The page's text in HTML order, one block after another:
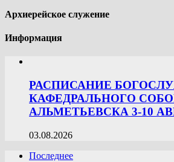
Архиерейское служение
Информация
РАСПИСАНИЕ
КАФЕДРАЛЬНОГО
АЛЬМЕТЬЕВСКА 3-10
03.08.2026
Последнее